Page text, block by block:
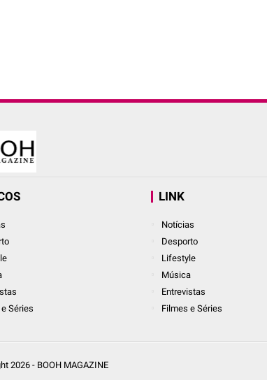
Séries
LINK
Notícias
Desporto
Lifestyle
Música
Entrevistas
Filmes e Séries
2026 - BOOH MAGAZINE